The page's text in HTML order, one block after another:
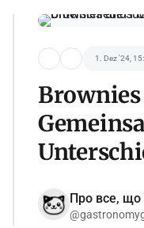
1. Dez '24,
Про все, що